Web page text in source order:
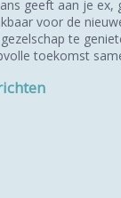
geeft aan je ex,
voor de
te
toekomst